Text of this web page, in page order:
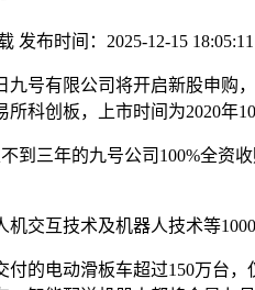
发布时间：2025-12-15 18:05:11
九号有限公司将开启新股申购
科创板，上市时间为2020年10
到三年的九号公司100%全资
机交互技术及机器人技术等
付的电动滑板车超过150万台